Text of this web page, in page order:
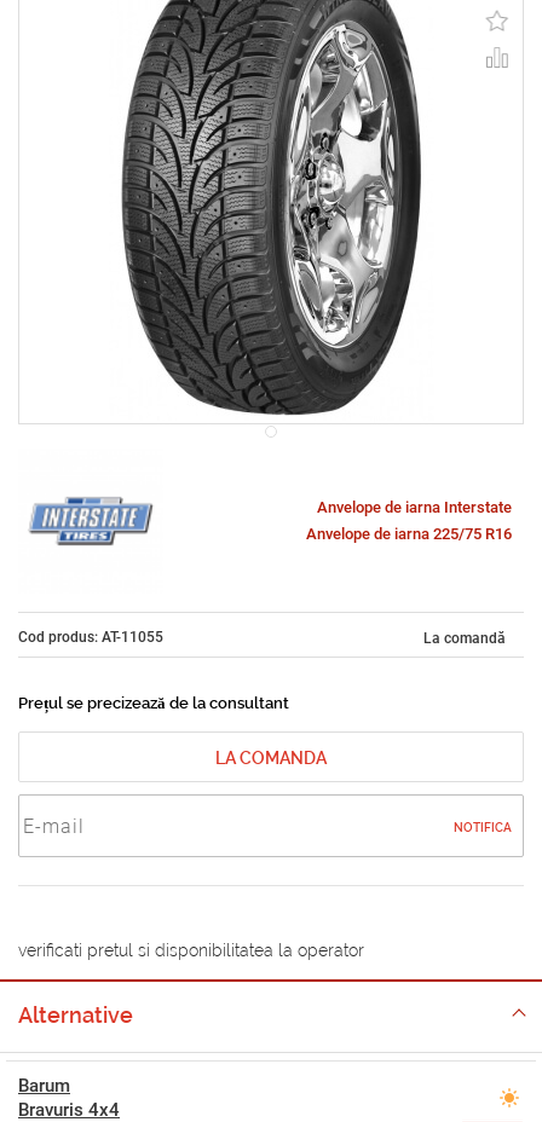
Anvelope de iarna Interstate
Anvelope de iarna 225/75 R16
Cod produs: AT-11055 La comandă
Prețul se precizează de la consultant
LA COMANDA
NOTIFICA
verificati pretul si disponibilitatea la operator
Alternative
Barum
Bravuris 4x4